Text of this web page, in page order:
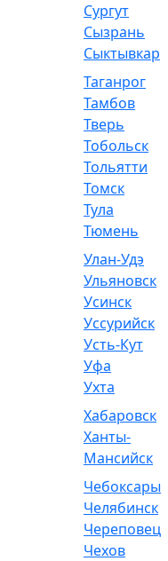
Сургут
Сызрань
Сыктывкар
Таганрог
Тамбов
Тверь
Тобольск
Тольятти
Томск
Тула
Тюмень
Улан-Удэ
Ульяновск
Усинск
Уссурийск
Усть-Кут
Уфа
Ухта
Хабаровск
Ханты-
Мансийск
Чебоксары
Челябинск
Череповец
Чехов